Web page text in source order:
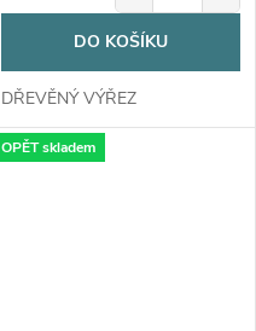
DO KOŠÍKU
DŘEVĚNÝ VÝŘEZ
OPĚT skladem